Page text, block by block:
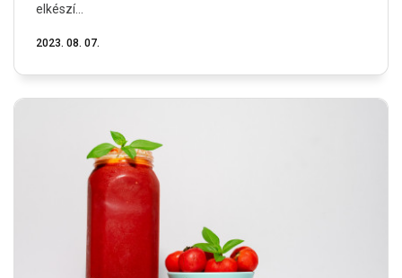
elkészí...
2023. 08. 07.